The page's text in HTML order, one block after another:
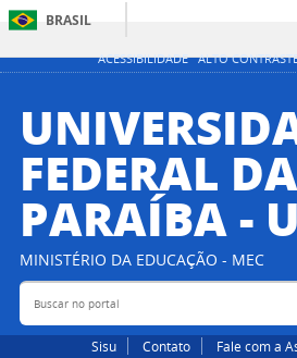
ACESSIBILIDADE ALTO
BRASIL
FEDERAL DA
PARAÍBA -
MINISTÉRIO DA EDUCAÇÃO - MEC
Buscar no portal
Sisu Contato
Fale com a